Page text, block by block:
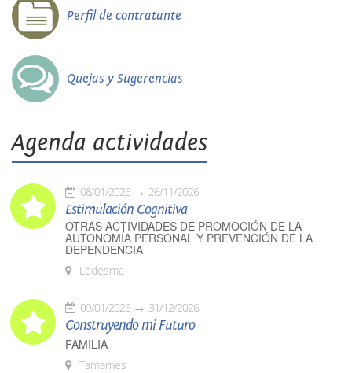
Perfil de contratante
Quejas y Sugerencias
Agenda actividades
08/01/2026 26/11/2026
Estimulación Cognitiva
OTRAS ACTIVIDADES DE PROMOCIÓN DE LA
AUTONOMÍA PERSONAL Y PREVENCIÓN DE LA
DEPENDENCIA
Ledesma
09/01/2026 31/12/2026
Construyendo mi Futuro
FAMILIA
Tamames